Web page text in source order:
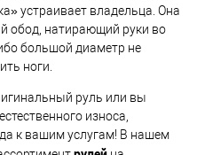
устраивает владельца. Она
обод, натирающий руки во
большой диаметр не
ноги.
руль или вы
износа,
к вашим услугам! В нашем